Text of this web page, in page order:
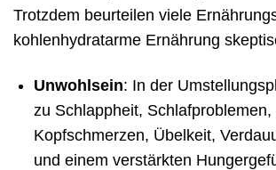
Trotzdem beurteilen viele
kohlenhydratarme Ernährung
Unwohlsein: In der
zu Schlappheit, Schlafproblemen,
Kopfschmerzen, Übelkeit,
und einem verstärkten